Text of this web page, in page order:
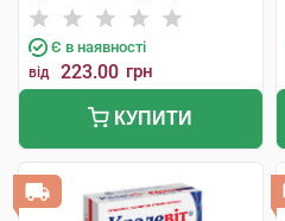
Є в наявності
від 223.00 грн
КУПИТИ